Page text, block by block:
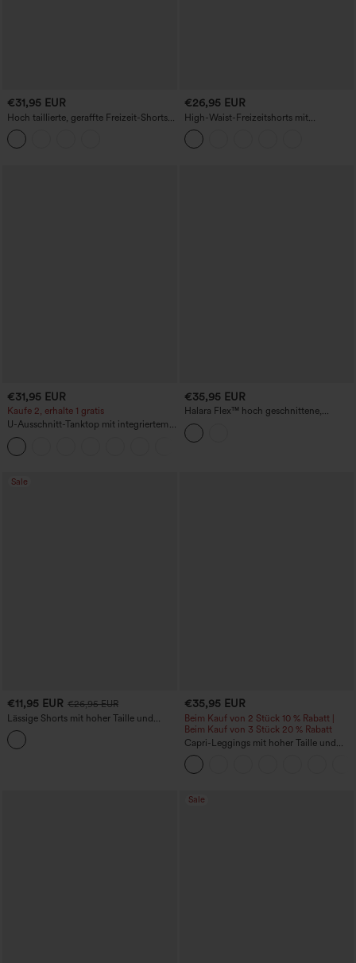
€31,95 EUR
Hoch taillierte, geraffte Freizeit-Shorts
mit integriertem Slip, 2,5''
€26,95 EUR
High-Waist-Freizeitshorts mit
geschwungenem Saum, 3''
Innenbeinlänge, mit Taschen
€31,95 EUR
Kaufe 2, erhalte 1 gratis
U-Ausschnitt-Tanktop mit integriertem
BH, locker geschnitten, lässig
€35,95 EUR
Halara Flex™ hoch geschnittene,
bauchformende, lässige Denim-Shorts
9'' mit Taschen
Sale
€11,95 EUR €26,95 EUR
Lässige Shorts mit hoher Taille und
mehreren Taschen, 6,3 cm
€35,95 EUR
Beim Kauf von 2 Stück 10 % Rabatt |
Beim Kauf von 3 Stück 20 % Rabatt
Capri-Leggings mit hoher Taille und
seitlichen Taschen
Sale